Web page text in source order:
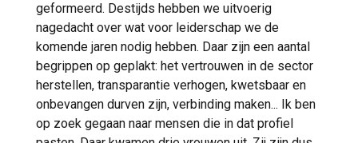
geformeerd. Destijds hebben we uitvoerig
nagedacht over wat voor leiderschap we de
komende jaren nodig hebben. Daar zijn een aantal
begrippen op geplakt: het vertrouwen in de sector
herstellen, transparantie verhogen, kwetsbaar en
onbevangen durven zijn, verbinding maken... Ik ben
op zoek gegaan naar mensen die in dat profiel